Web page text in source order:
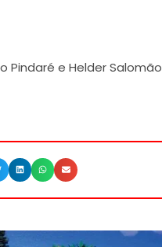
Pindaré e Helder Salomão